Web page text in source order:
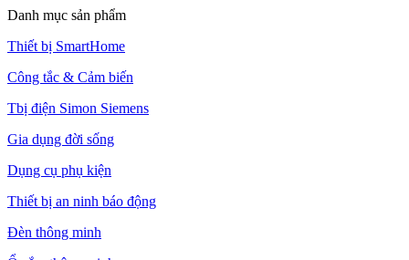
Danh mục sản phẩm
Thiết bị SmartHome
Công tắc & Cảm biến
Tbị điện Simon Siemens
Gia dụng đời sống
Dụng cụ phụ kiện
Thiết bị an ninh báo động
Đèn thông minh